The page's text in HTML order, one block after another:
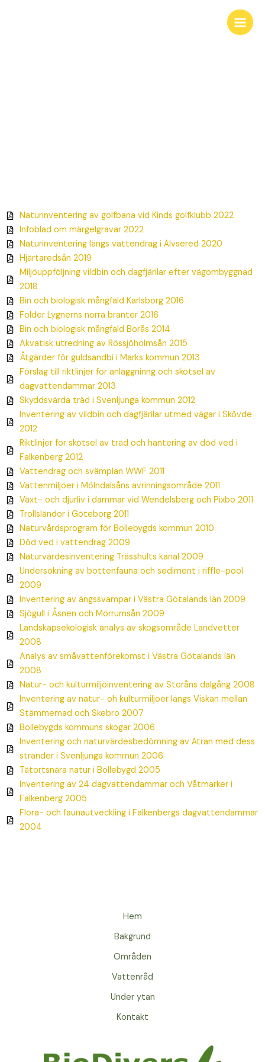
Naturinventering av golfbana vid Kinds golfklubb 2022
Infoblad om märgelgravar 2022
Naturinventering längs vattendrag i Älvsered 2020
Hjärtaredsån 2019
Miljöuppföljning vildbin och dagfjärilar efter vägombyggnad
2018
Bin och biologisk mångfald Karlsborg 2016
Folder Lygnerns norra branter 2016
Bin och biologisk mångfald Borås 2014
Akvatisk utredning av Rössjöholmsån 2015
Åtgärder för guldsandbi i Marks kommun 2013
Förslag till riktlinjer för anläggninng och skötsel av
dagvattendammar 2013
Skyddsvärda träd i Svenljunga kommun 2012
Inventering av vildbin och dagfjärilar utmed vägar i Skövde
2012
Riktlinjer för skötsel av träd och hantering av död ved i
Falkenberg 2012
Vattendrag och svämplan WWF 2011
Vattenmiljöer i Mölndalsåns avrinningsområde 2011
Växt- och djurliv i dammar vid Wendelsberg och Pixbo 2011
Trollsländor i Göteborg 2011
Naturvårdsprogram för Bollebygds kommun 2010
Död ved i vattendrag 2009
Naturvärdesinventering Trässhults kanal 2009
Undersökning av bottenfauna och sediment i riffle-pool
2009
Inventering av ängssvampar i Västra Götalands län 2009
Sjögull i Åsnen och Mörrumsån 2009
Landskapsekologisk analys av skogsområde Landvetter
2008
Analys av småvattenförekomst i Västra Götalands län
2008
Natur- och kulturmiljöinventering av Storåns dalgång 2008
Inventering av natur- oh kulturmiljöer längs Viskan mellan
Stämmemad och Skebro 2007
Bollebygds kommuns skogar 2006
Inventering och naturvärdesbedömning av Ätran med dess
stränder i Svenljunga kommun 2006
Tätortsnära natur i Bollebygd 2005
Inventering av 24 dagvattendammar och Våtmarker i
Falkenberg 2005
Flora- och faunautveckling i Falkenbergs dagvattendammar
2004
Hem
Bakgrund
Områden
Vattenråd
Under ytan
Kontakt